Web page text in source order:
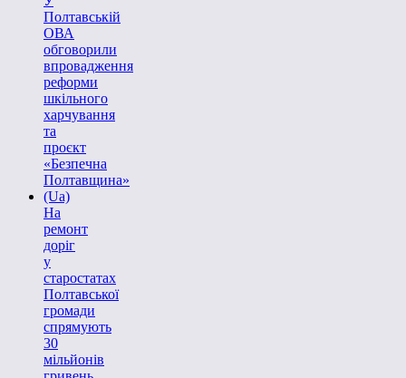
Полтавській
ОВА
обговорили
впровадження
реформи
шкільного
харчування
та
проєкт
«Безпечна
Полтавщина»
(Ua)
На
ремонт
доріг
у
старостатах
Полтавської
громади
спрямують
30
мільйонів